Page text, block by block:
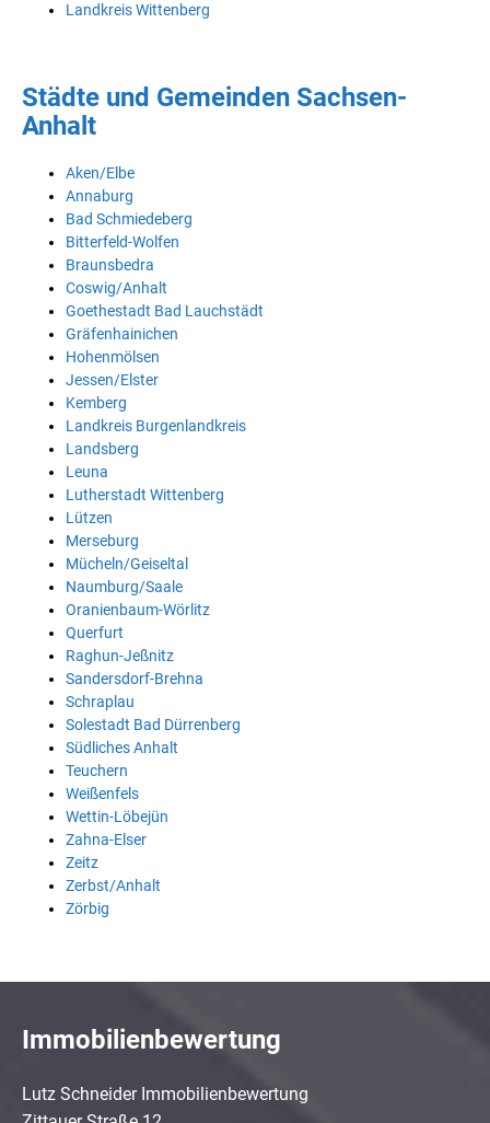
Landkreis Wittenberg
Städte und Gemeinden Sachsen-
Anhalt
Aken/Elbe
Annaburg
Bad Schmiedeberg
Bitterfeld-Wolfen
Braunsbedra
Coswig/Anhalt
Goethestadt Bad Lauchstädt
Gräfenhainichen
Hohenmölsen
Jessen/Elster
Kemberg
Landkreis Burgenlandkreis
Landsberg
Leuna
Lutherstadt Wittenberg
Lützen
Merseburg
Mücheln/Geiseltal
Naumburg/Saale
Oranienbaum-Wörlitz
Querfurt
Raghun-Jeßnitz
Sandersdorf-Brehna
Schraplau
Solestadt Bad Dürrenberg
Südliches Anhalt
Teuchern
Weißenfels
Wettin-Löbejün
Zahna-Elser
Zeitz
Zerbst/Anhalt
Zörbig
Immobilienbewertung
Lutz Schneider Immobilienbewertung